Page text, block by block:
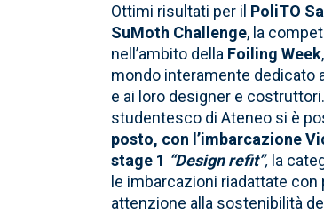
Ottimi risultati per il PoliTO
SuMoth Challenge, la
nell’ambito della Foiling Week
mondo interamente dedicato
e ai loro designer e
studentesco di Ateneo si è
posto, con l’imbarcazione
stage 1 “Design refit”, la
le imbarcazioni riadattate con
attenzione alla sostenibilità